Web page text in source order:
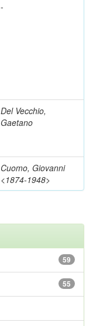
-
Del Vecchio,
Gaetano
Cuomo, Giovanni
<1874-1948>
59
55